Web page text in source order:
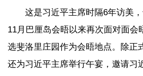
这是习近平主席时隔6年访美
11月巴厘岛会晤以来再次面对面会
选斐洛里庄园作为会晤地点。除正
还为习近平主席举行午宴，邀请习